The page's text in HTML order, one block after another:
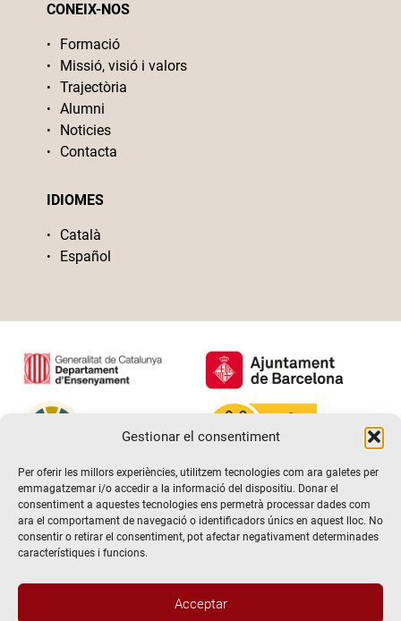
Gestionar el consentiment
Per oferir les millors experiències, utilitzem tecnologies com ara galetes per
emmagatzemar i/o accedir a la informació del dispositiu. Donar el
consentiment a aquestes tecnologies ens permetrà processar dades com
ara el comportament de navegació o identificadors únics en aquest lloc. No
consentir o retirar el consentiment, pot afectar negativament determinades
característiques i funcions.
Acceptar
CONEIX-NOS
Formació
Missió, visió i valors
Trajectòria
Alumni
Noticies
Contacta
IDIOMES
Català
Español